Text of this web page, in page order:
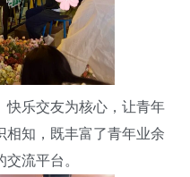
快乐交友为核心，让青年
相知，既丰富了青年业余
流平台。